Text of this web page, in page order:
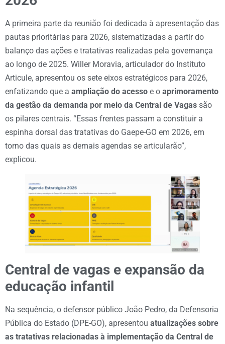
A primeira parte da reunião foi dedicada à apresentação das
pautas prioritárias para 2026, sistematizadas a partir do
balanço das ações e tratativas realizadas pela governança
ao longo de 2025. Willer Moravia, articulador do Instituto
Articule, apresentou os sete eixos estratégicos para 2026,
enfatizando que a ampliação do acesso e o aprimoramento
da gestão da demanda por meio da Central de Vagas são
os pilares centrais. “Essas frentes passam a constituir a
espinha dorsal das tratativas do Gaepe-GO em 2026, em
torno das quais as demais agendas se articularão”,
explicou.
Central de vagas e expansão da
educação infantil
Na sequência, o defensor público João Pedro, da Defensoria
Pública do Estado (DPE-GO), apresentou atualizações sobre
as tratativas relacionadas à implementação da Central de